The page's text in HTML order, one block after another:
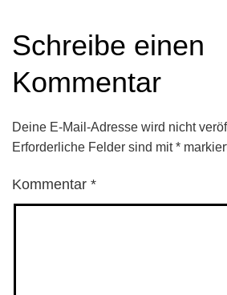
Schreibe einen
Kommentar
Deine E-Mail-Adresse wird nicht
Erforderliche Felder sind mit*
Kommentar *